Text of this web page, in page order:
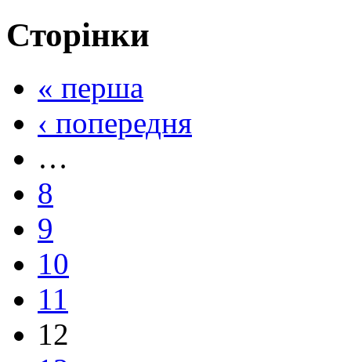
Сторінки
« перша
‹ попередня
…
8
9
10
11
12